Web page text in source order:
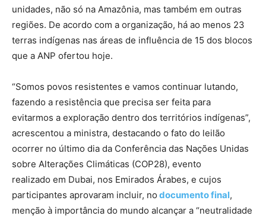
unidades, não só na Amazônia, mas também em outras
regiões. De acordo com a organização, há ao menos 23
terras indígenas nas áreas de influência de 15 dos blocos
que a ANP ofertou hoje.
“Somos povos resistentes e vamos continuar lutando,
fazendo a resistência que precisa ser feita para
evitarmos a exploração dentro dos territórios indígenas”,
acrescentou a ministra, destacando o fato do leilão
ocorrer no último dia da Conferência das Nações Unidas
sobre Alterações Climáticas (COP28), evento
realizado em Dubai, nos Emirados Árabes, e cujos
participantes aprovaram incluir, no documento final,
menção à importância do mundo alcançar a “neutralidade